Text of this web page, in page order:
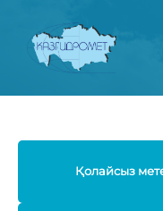
Қолайсыз